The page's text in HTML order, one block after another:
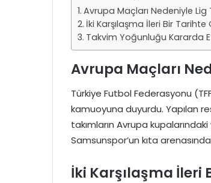
Avrupa Maçları Nedeniyle
İki Karşılaşma İleri Bir
Takvim Yoğunluğu Kararda
Avrupa Maçları
Türkiye Futbol Federasyonu
kamuoyuna duyurdu. Yapılan
takımların Avrupa
Samsunspor’un kıta
İki Karşılaşma